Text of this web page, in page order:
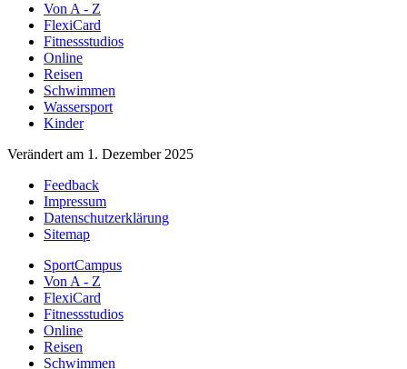
Von A - Z
FlexiCard
Fitnessstudios
Online
Reisen
Schwimmen
Wassersport
Kinder
Verändert am 1. Dezember 2025
Feedback
Impressum
Datenschutzerklärung
Sitemap
SportCampus
Von A - Z
FlexiCard
Fitnessstudios
Online
Reisen
Schwimmen